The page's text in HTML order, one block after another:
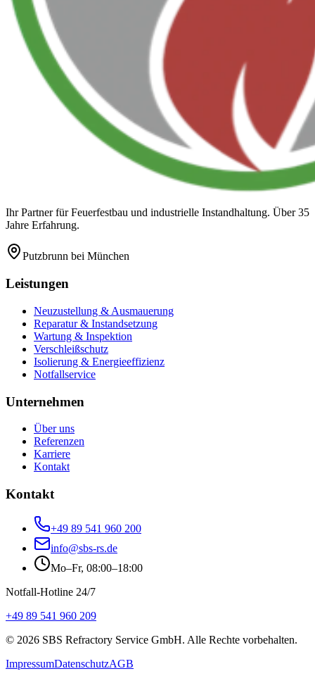
Ihr Partner für Feuerfestbau und industrielle Instandhaltung. Über 35
Jahre Erfahrung.
Putzbrunn bei München
Leistungen
Neuzustellung & Ausmauerung
Reparatur & Instandsetzung
Wartung & Inspektion
Verschleißschutz
Isolierung & Energieeffizienz
Notfallservice
Unternehmen
Über uns
Referenzen
Karriere
Kontakt
Kontakt
+49 89 541 960 200
info@sbs-rs.de
Mo–Fr, 08:00–18:00
Notfall-Hotline 24/7
+49 89 541 960 209
© 2026 SBS Refractory Service GmbH. Alle Rechte vorbehalten.
ImpressumDatenschutzAGB